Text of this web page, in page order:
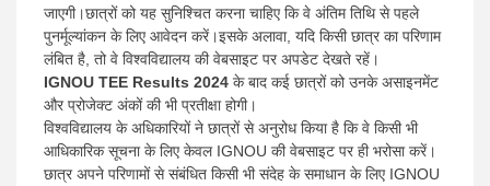
जाएगी।छात्रों को यह सुनिश्चित करना चाहिए कि वे अंतिम तिथि से पहले
पुनर्मूल्यांकन के लिए आवेदन करें।इसके अलावा, यदि किसी छात्र का परिणाम
लंबित है, तो वे विश्वविद्यालय की वेबसाइट पर अपडेट देखते रहें।
IGNOU TEE Results 2024 के बाद कई छात्रों को उनके असाइनमेंट
और प्रोजेक्ट अंकों की भी प्रतीक्षा होगी।
विश्वविद्यालय के अधिकारियों ने छात्रों से अनुरोध किया है कि वे किसी भी
आधिकारिक सूचना के लिए केवल IGNOU की वेबसाइट पर ही भरोसा करें।
छात्र अपने परिणामों से संबंधित किसी भी संदेह के समाधान के लिए IGNOU